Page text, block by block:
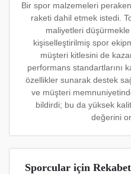
Bir spor malzemeleri
raketi dahil etmek istedi.
maliyetleri
kişiselleştirilmiş spor
müşteri kitlesini de
performans standartlarını
özellikler sunarak destek
ve müşteri
bildirdi; bu da yüksek
değerini
Sporcular için Rekabet